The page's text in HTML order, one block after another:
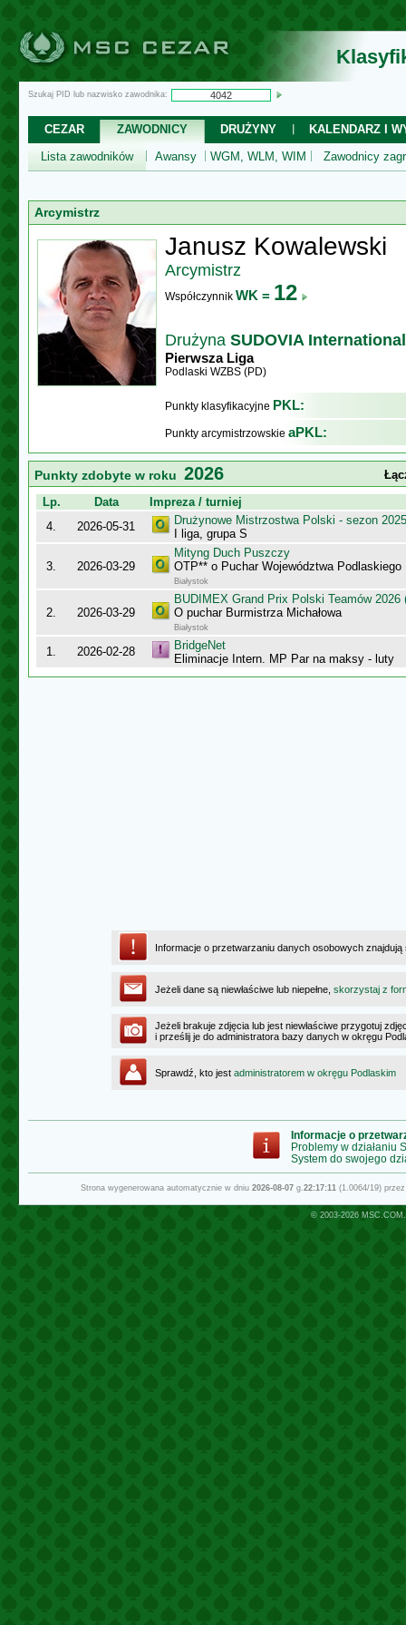
Szukaj PID lub nazwisko zawodnika:
CEZAR ZAWODNICY DRUŻYNY
KALENDARZ I
Lista zawodników
Awansy WGM, WLM, WIM Zawodnicy
Arcymistrz
Janusz Kowalewski
Arcymistrz
Współczynnik WK = 12
Drużyna SUDOVIA International
Pierwsza Liga
Podlaski WZBS (PD)
Punkty klasyfikacyjne PKL:
Punkty arcymistrzowskie aPKL:
Punkty zdobyte w roku 2026
Lp.
Data
Impreza / turniej
4.
2026-05-31
Drużynowe Mistrzostwa Polski - sezon
I liga, grupa S
3. 2026-03-29
Mityng Duch Puszczy
OTP** o Puchar Województwa Podlaskiego
Białystok
2. 2026-03-29
BUDIMEX Grand Prix Polski Teamów 2026
O puchar Burmistrza Michałowa
Białystok
1. 2026-02-28
BridgeNet
Eliminacje Intern. MP Par na maksy - luty
Informacje o przetwarzaniu danych osobowych
Jeżeli dane są niewłaściwe lub niepełne, skorzystaj z
Jeżeli brakuje zdjęcia lub jest niewłaściwe przygotuj
i prześlij je do administratora bazy danych w okręgu
Sprawdź, kto jest administratorem w okręgu Podlaskim
Informacje o
Problemy w działaniu
System do swojego
Strona wygenerowana automatycznie w dniu 2026-08-07g.22:17:11(1.0064/19)
© 2003-2026